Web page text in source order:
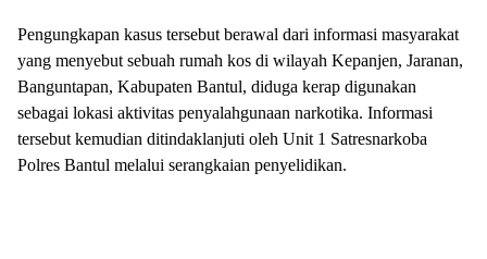
Pengungkapan kasus tersebut berawal dari informasi masyarakat
yang menyebut sebuah rumah kos di wilayah Kepanjen, Jaranan,
Banguntapan, Kabupaten Bantul, diduga kerap digunakan
sebagai lokasi aktivitas penyalahgunaan narkotika. Informasi
tersebut kemudian ditindaklanjuti oleh Unit 1 Satresnarkoba
Polres Bantul melalui serangkaian penyelidikan.